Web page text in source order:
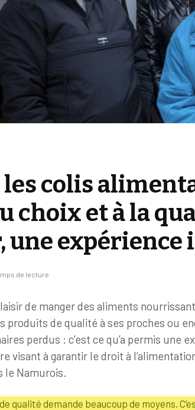
les colis
choix et à la
une expérience
de lecture
de manger des aliments
produits de qualité à ses proches ou
perdus : c’est ce qu’a permis une
visant à garantir le droit à
le Namurois.
qualité demande beaucoup de moyens.